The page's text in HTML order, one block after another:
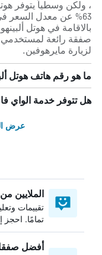
، ولكن وسطياً يتوفر
63% عن معدل السعر
لزيارة مايرهوفين.
ما هو رقم هاتف هوتل
هل تتوفر خدمة الواي
عرض
الملايين
تقييمات
تمامًا. احجز
أفضل